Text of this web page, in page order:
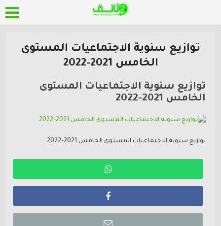
توازيع سنوية الاجتماعيات المستوى
الخامس 2021-2022
توازيع سنوية الاجتماعيات المستوى
الخامس 2021-2022
توازيع سنوية الاجتماعيات المستوى الخامس 2021-2022